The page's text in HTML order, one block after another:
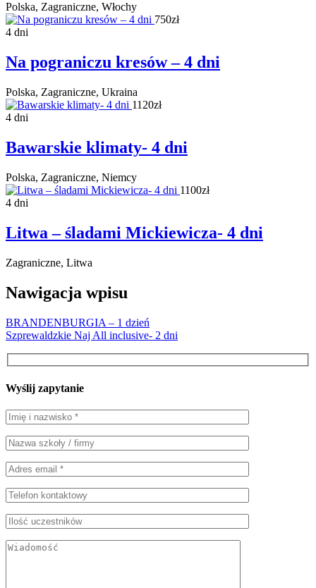
Polska, Zagraniczne, Włochy
750zł
4 dni
Na pograniczu kresów – 4 dni
Polska, Zagraniczne, Ukraina
1120zł
4 dni
Bawarskie klimaty- 4 dni
Polska, Zagraniczne, Niemcy
1100zł
4 dni
Litwa – śladami Mickiewicza- 4 dni
Zagraniczne, Litwa
Nawigacja wpisu
BRANDENBURGIA – 1 dzień
Szprewaldzkie Naj All inclusive- 2 dni
Wyślij zapytanie